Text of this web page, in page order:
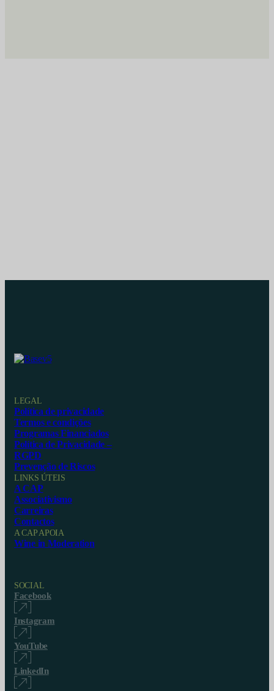
LEGAL
Política de privacidade
Termos e condições
Programas Financiados
Política de Privacidade –
RGPD
Prevenção de Riscos
LINKS ÚTEIS
A CAP
Associativismo
Carreiras
Contactos
A CAP APOIA
Wine in Moderation
SOCIAL
Facebook
Instagram
YouTube
LinkedIn